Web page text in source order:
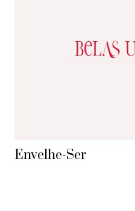
Envelhe-Ser